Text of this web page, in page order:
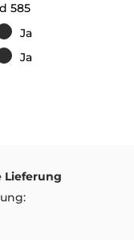
585
Lieferung